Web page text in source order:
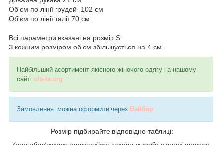
Об'єм по лінії грудей 102 см
Об'єм по лінії талії 70 см
Всі параметри вказані на розмір S
З кожним розміром об’єм збільшується на 4 см.
Найбільший асортимент якісного жіночого одягу на нашому
сайті ola-la.org
Замовлення можна оформити через Вайбер
Розмір підбирайте відповідно таблиці: